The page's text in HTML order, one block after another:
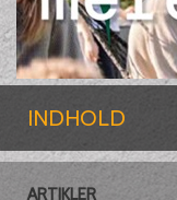
INDHOLD
ARTIKLER